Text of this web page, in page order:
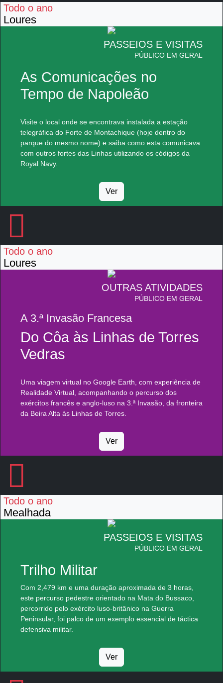
Todo o ano
Loures
PASSEIOS E VISITAS
PÚBLICO EM GERAL
As Comunicações no
Tempo de Napoleão
Visite o local onde se encontrava instalada a estação
telegráfica do Forte de Montachique (hoje dentro do
parque do mesmo nome) e saiba como esta comunicava
com outros fortes das Linhas utilizando os códigos da
Royal Navy.
Ver
Todo o ano
Loures
OUTRAS ATIVIDADES
PÚBLICO EM GERAL
A 3.ª Invasão Francesa
Do Côa às Linhas de Torres
Vedras
Uma viagem virtual no Google Earth, com experiência de
Realidade Virtual, acompanhando o percurso dos
exércitos francês e anglo-luso na 3.ª Invasão, da fronteira
da Beira Alta às Linhas de Torres.
Ver
Todo o ano
Mealhada
PASSEIOS E VISITAS
PÚBLICO EM GERAL
Trilho Militar
Com 2,479 km e uma duração aproximada de 3 horas,
este percurso pedestre orientado na Mata do Bussaco,
percorrido pelo exército luso-britânico na Guerra
Peninsular, foi palco de um exemplo essencial de táctica
defensiva militar.
Ver